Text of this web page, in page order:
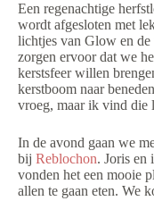
Een regenachtige
wordt afgesloten met
lichtjes van Glow en
zorgen ervoor dat we
kerstsfeer willen
kerstboom naar
vroeg, maar ik vind die
In de avond gaan we
bij Reblochon. Joris en
vonden het een mooie
allen te gaan eten. We